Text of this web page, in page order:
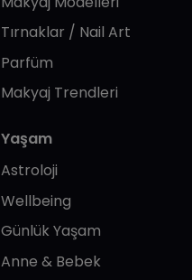
Tırnaklar / Nail Art
Parfüm
Makyaj Trendleri
Yaşam
Astroloji
Wellbeing
Günlük Yaşam
Anne & Bebek